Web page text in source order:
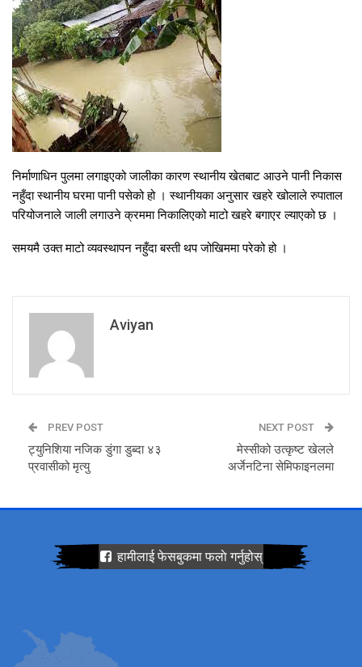
निर्माणाधिन पुलमा लगाइएको जालीका कारण स्थानीय खेतबाट आउने पानी निकास
नहुँदा स्थानीय घरमा पानी पसेको हो । स्थानीयका अनुसार खहरे खोलाले रुपाताल
परियोजनाले जाली लगाउने क्रममा निकालिएको माटो खहरे बगाएर ल्याएको छ ।
समयमै उक्त माटो व्यवस्थापन नहुँदा बस्ती थप जोखिममा परेको हो ।
Aviyan
PREV POST
ट्युनिशिया नजिक डुंगा डुब्दा ४३
प्रवासीको मृत्यु
NEXT POST
मेस्सीको उत्कृष्ट खेलले
अर्जेनटिना सेमिफाइनलमा
हामीलाई फेसबुकमा फलाे गर्नुहोस्